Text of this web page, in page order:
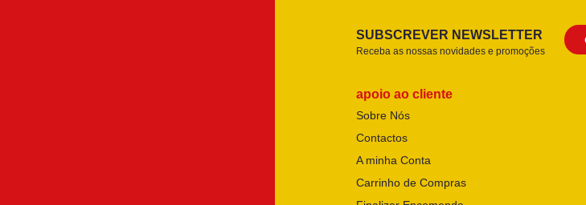
SUBSCREVER NEWSLETTER
Receba as nossas novidades e promoções
apoio ao cliente
Sobre Nós
Contactos
A minha Conta
Carrinho de Compras